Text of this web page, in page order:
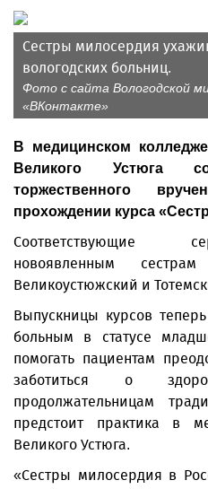
Сестры милосердия
вологодских больниц.
Фото с сайта Вологодской
«ВКонтакте»
В медицинском
Великого Устюга
торжественного
прохождении курса
Соответствующие
новоявленным
Великоустюжский и
Выпускницы курсов
больным в статусе
помогать пациентам
заботиться о
продолжательницам
предстоит практика в
Великого Устюга.
«Сестры милосердия в